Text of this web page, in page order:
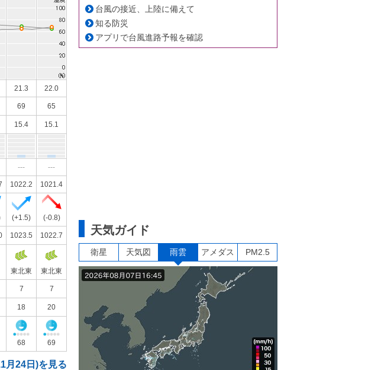
21.3 22.0
69 65
15.4 15.1
--- ---
1022.2 1021.4
(+1.5) (-0.8)
1023.5 1022.7
東北東 東北東
7 7
18 20
68 69
月24日)を見る
台風の接近、上陸に備えて
知る防災
アプリで台風進路予報を確認
天気ガイド
衛星 天気図 雨雲 アメダス PM2.5